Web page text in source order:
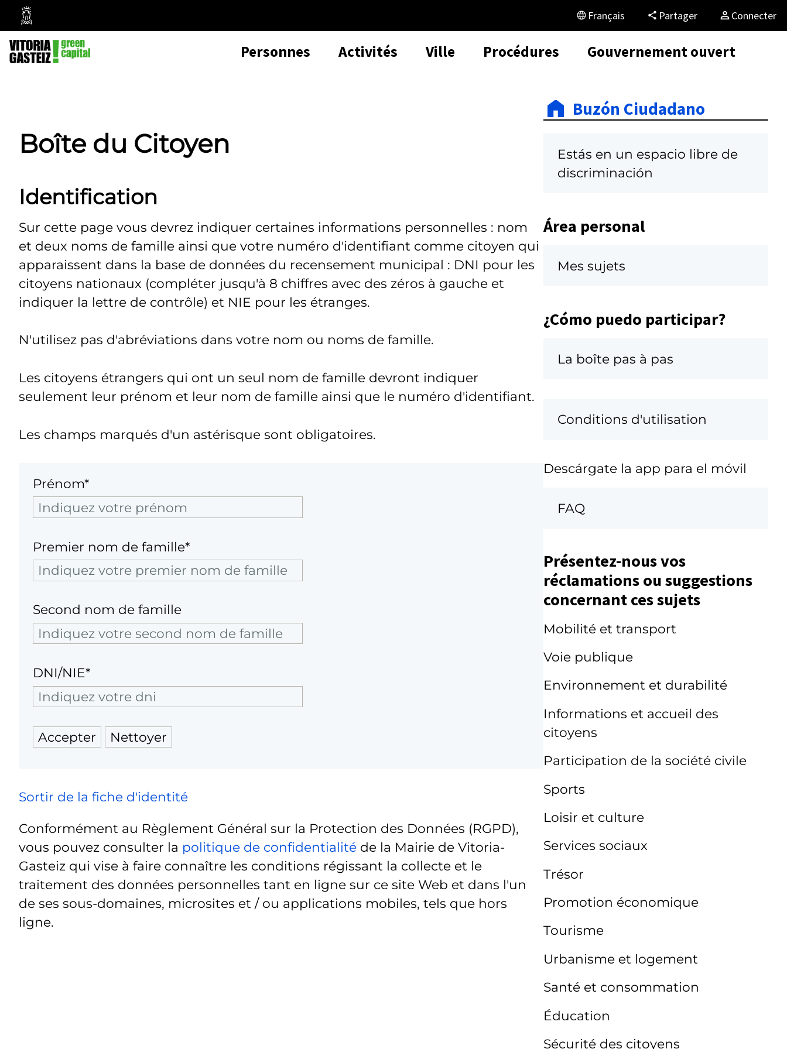
Mairie
de
Vitoria-
Gasteiz
Français Partager Connecter
Personnes Activités Ville Procédures Gouvernement ouvert
Boîte du Citoyen
Identification
Sur cette page vous devrez indiquer certaines informations personnelles : nom
et deux noms de famille ainsi que votre numéro d'identifiant comme citoyen qui
apparaissent dans la base de données du recensement municipal : DNI pour les
citoyens nationaux (compléter jusqu'à 8 chiffres avec des zéros à gauche et
indiquer la lettre de contrôle) et NIE pour les étranges.
N'utilisez pas d'abréviations dans votre nom ou noms de famille.
Les citoyens étrangers qui ont un seul nom de famille devront indiquer
seulement leur prénom et leur nom de famille ainsi que le numéro d'identifiant.
Les champs marqués d'un astérisque sont obligatoires.
Prénom*
Premier nom de famille*
Second nom de famille
DNI/NIE*
Sortir de la fiche d'identité
Conformément au Règlement Général sur la Protection des Données (RGPD),
vous pouvez consulter la politique de confidentialité de la Mairie de Vitoria-
Gasteiz qui vise à faire connaître les conditions régissant la collecte et le
traitement des données personnelles tant en ligne sur ce site Web et dans l'un
de ses sous-domaines, microsites et / ou applications mobiles, tels que hors
ligne.
Buzón Ciudadano
Estás en un espacio libre de
discriminación
Área personal
Mes sujets
¿Cómo puedo participar?
La boîte pas à pas
Conditions d'utilisation
Descárgate la app para el móvil
FAQ
Présentez-nous vos
réclamations ou suggestions
concernant ces sujets
Mobilité et transport
Voie publique
Environnement et durabilité
Informations et accueil des
citoyens
Participation de la société civile
Sports
Loisir et culture
Services sociaux
Trésor
Promotion économique
Tourisme
Urbanisme et logement
Santé et consommation
Éducation
Sécurité des citoyens